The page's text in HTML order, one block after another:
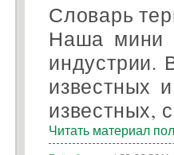
Словарь
Наша мини
индустрии.
известных
известных,
Читать материал